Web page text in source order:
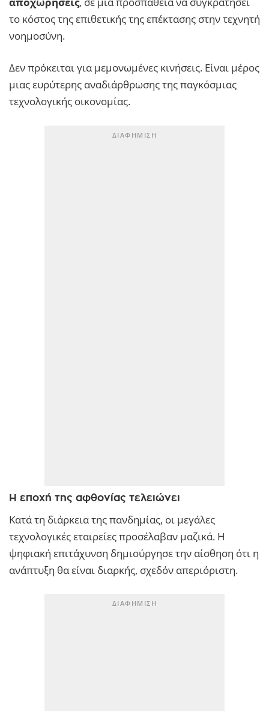
το κόστος της επιθετικής της επέκτασης στην τεχνητή
νοημοσύνη.
Δεν πρόκειται για μεμονωμένες κινήσεις. Είναι μέρος
μιας ευρύτερης αναδιάρθρωσης της παγκόσμιας
τεχνολογικής οικονομίας.
Η εποχή της αφθονίας τελειώνει
Κατά τη διάρκεια της πανδημίας, οι μεγάλες
τεχνολογικές εταιρείες προσέλαβαν μαζικά. Η
ψηφιακή επιτάχυνση δημιούργησε την αίσθηση ότι η
ανάπτυξη θα είναι διαρκής, σχεδόν απεριόριστη.